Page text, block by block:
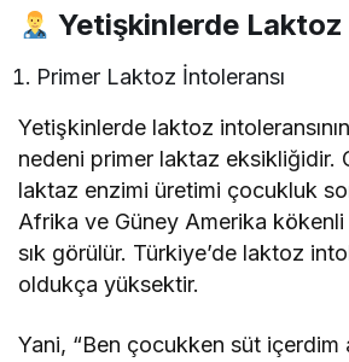
Yetişkinlerde Laktoz
Primer Laktoz İntoleransı
Yetişkinlerde laktoz
nedeni primer laktaz eksikliğidir.
laktaz enzimi üretimi çocukluk
Afrika ve Güney Amerika
sık görülür. Türkiye’de laktoz
oldukça yüksektir.
Yani, “Ben çocukken süt içerdim